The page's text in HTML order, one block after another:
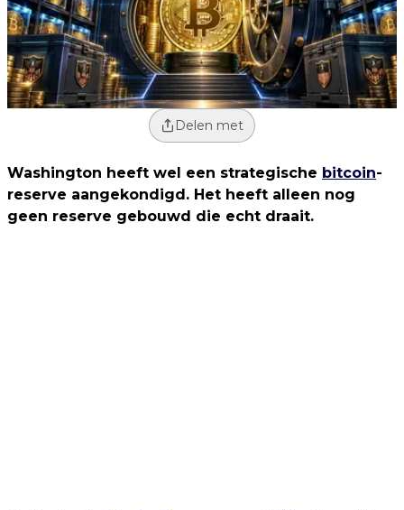
Delen met
Washington heeft wel een strategische bitcoin-
reserve aangekondigd. Het heeft alleen nog
geen reserve gebouwd die echt draait.